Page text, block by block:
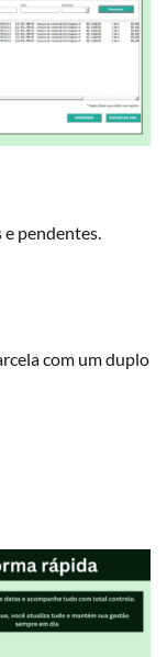
pendentes.
com um duplo